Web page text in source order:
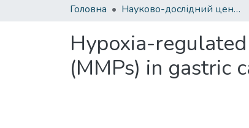
Головна Науково-дослідний центр Інституту
Hypoxia-
(MMPs) in gastric